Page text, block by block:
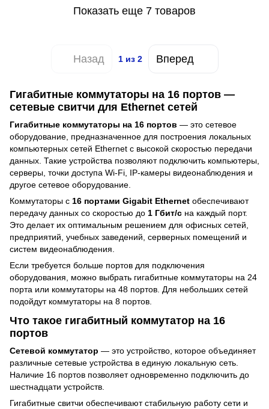
Показать еще 7 товаров
Назад 1из 2 Вперед
Гигабитные коммутаторы на 16 портов —
сетевые свитчи для Ethernet сетей
Гигабитные коммутаторы на 16 портов — это сетевое
оборудование, предназначенное для построения локальных
компьютерных сетей Ethernet с высокой скоростью передачи
данных. Такие устройства позволяют подключить компьютеры,
серверы, точки доступа Wi-Fi, IP-камеры видеонаблюдения и
другое сетевое оборудование.
Коммутаторы с 16 портами Gigabit Ethernet обеспечивают
передачу данных со скоростью до 1 Гбит/с на каждый порт.
Это делает их оптимальным решением для офисных сетей,
предприятий, учебных заведений, серверных помещений и
систем видеонаблюдения.
Если требуется больше портов для подключения
оборудования, можно выбрать гигабитные коммутаторы на 24
порта или коммутаторы на 48 портов. Для небольших сетей
подойдут коммутаторы на 8 портов.
Что такое гигабитный коммутатор на 16
портов
Сетевой коммутатор — это устройство, которое объединяет
различные сетевые устройства в единую локальную сеть.
Наличие 16 портов позволяет одновременно подключить до
шестнадцати устройств.
Гигабитные свитчи обеспечивают стабильную работу сети и